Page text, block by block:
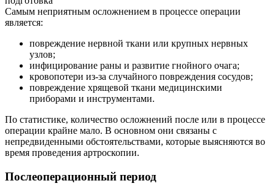
Самым неприятным осложнением в процессе операции
является:
повреждение нервной ткани или крупных нервных
узлов;
инфицирование раны и развитие гнойного очага;
кровопотери из-за случайного повреждения сосудов;
повреждение хрящевой ткани медицинскими
приборами и инструментами.
По статистике, количество осложнений после или в процессе
операции крайне мало. В основном они связаны с
непредвиденными обстоятельствами, которые выясняются во
время проведения артроскопии.
Послеоперационный период